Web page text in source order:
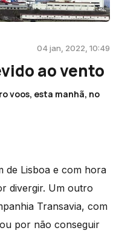
04 jan, 2022, 10:49
ao vento
voos, esta manhã, no
de Lisboa e com hora
divergir. Um outro
Transavia, com
por não conseguir